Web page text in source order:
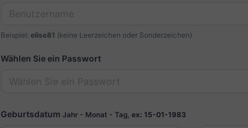
Beispiel: elise81 (keine Leerzeichen oder Sonderzeichen)
Wählen Sie ein Passwort
Geburtsdatum Jahr - Monat - Tag, ex: 15-01-1983